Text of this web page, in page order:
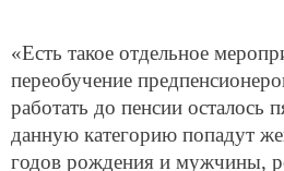
«Есть такое отдельное
переобучение
работать до пенсии осталось
данную категорию попадут
годов рождения и мужчины,